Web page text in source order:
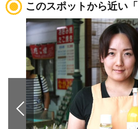
このスポットから近い「